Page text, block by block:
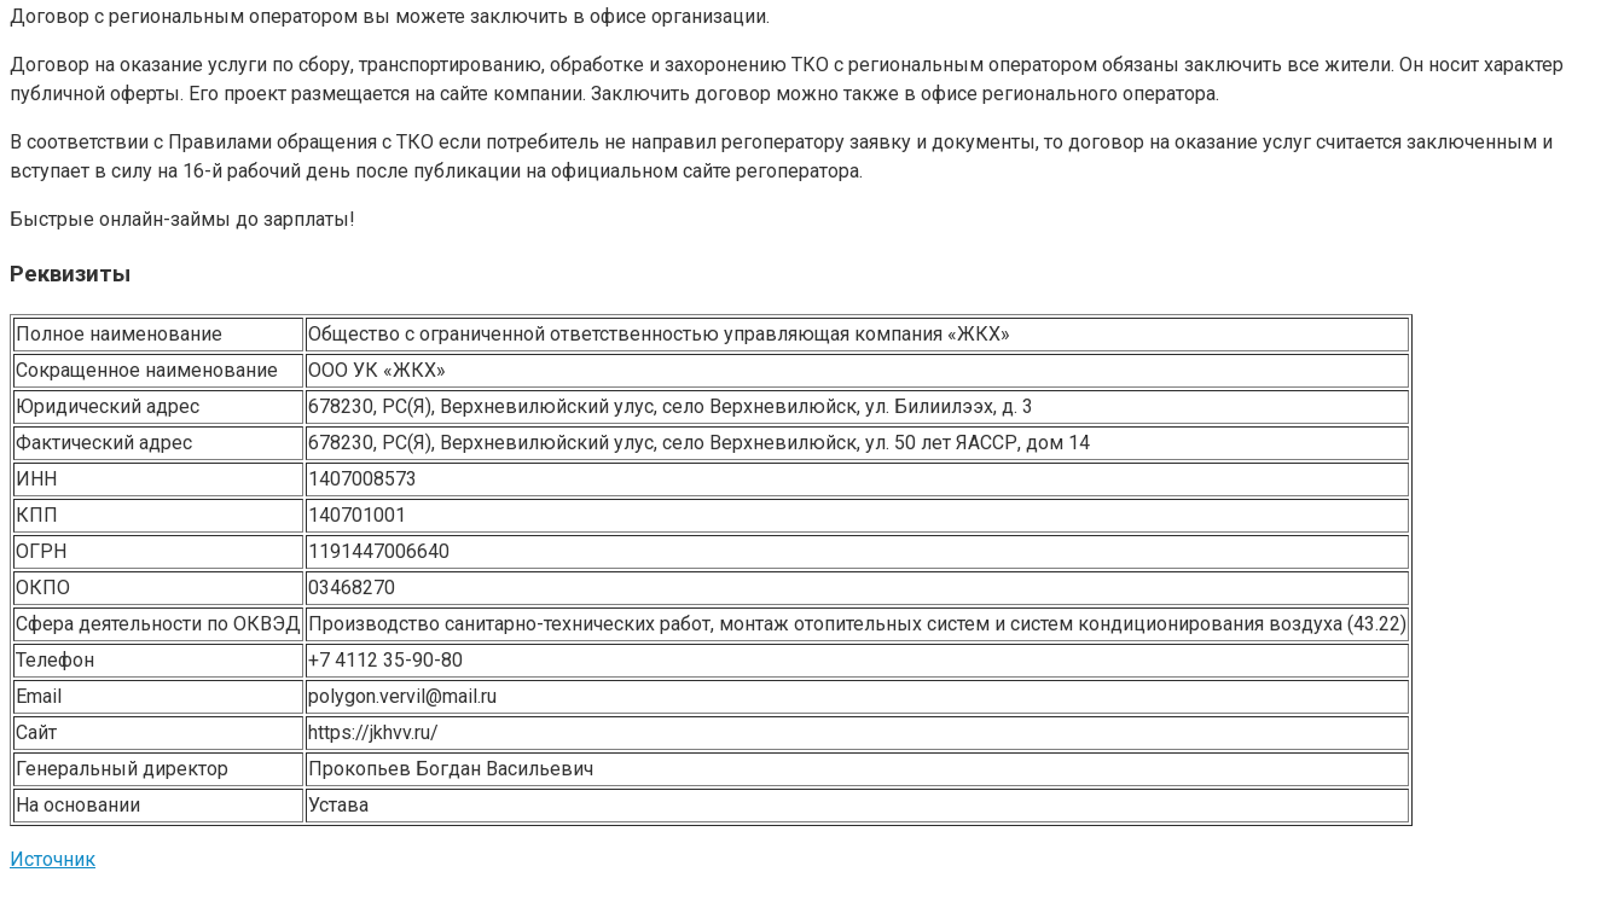
Договор с региональным оператором вы можете заключить в офисе организации.
Договор на оказание услуги по сбору, транспортированию, обработке и захоронению ТКО с региональным оператором обязаны заключить все жители. Он носит характер
публичной оферты. Его проект размещается на сайте компании. Заключить договор можно также в офисе регионального оператора.
В соответствии с Правилами обращения с ТКО если потребитель не направил регоператору заявку и документы, то договор на оказание услуг считается заключенным и
вступает в силу на 16-й рабочий день после публикации на официальном сайте регоператора.
Быстрые онлайн-займы до зарплаты!
Реквизиты
Полное наименование
Общество с ограниченной ответственностью управляющая компания «ЖКХ»
Сокращенное наименование
ООО УК «ЖКХ»
Юридический адрес
678230, РС(Я), Верхневилюйский улус, село Верхневилюйск, ул. Билиилээх, д. 3
Фактический адрес
678230, РС(Я), Верхневилюйский улус, село Верхневилюйск, ул. 50 лет ЯАССР, дом 14
ИНН
1407008573
КПП
140701001
ОГРН
1191447006640
ОКПО
03468270
Сфера деятельности по ОКВЭД Производство санитарно-технических работ, монтаж отопительных систем и систем кондиционирования воздуха (43.22)
Телефон
+7 4112 35-90-80
Email
polygon.vervil@mail.ru
Сайт
https://jkhvv.ru/
Генеральный директор
Прокопьев Богдан Васильевич
На основании
Устава
Источник